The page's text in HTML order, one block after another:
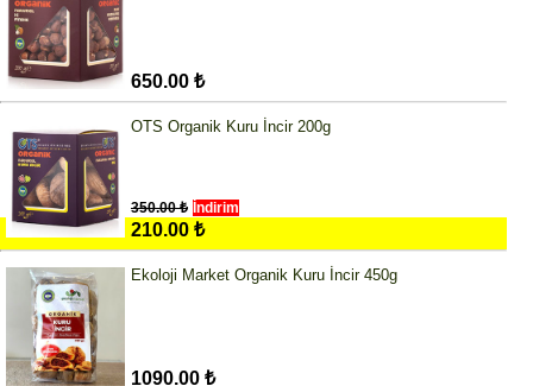
650.00 ₺
OTS Organik Kuru İncir 200g
350.00 ₺ İndirim
210.00 ₺
Ekoloji Market Organik Kuru İncir 450g
1090.00 ₺